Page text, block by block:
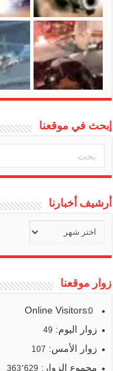
إبحث في موقعنا
أرشيف أخبارنا
أخبارنا
زوار موقعنا
Online Visitors:
0
زوار اليوم: 49
زوار الأمس: 107
مجموع الزوار: 363٬629